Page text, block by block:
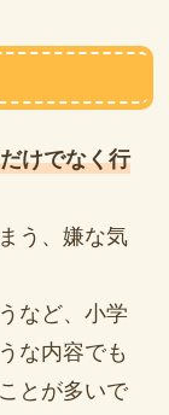
けでなく行
う、嫌な気
など、小学
な内容でも
とが多いで